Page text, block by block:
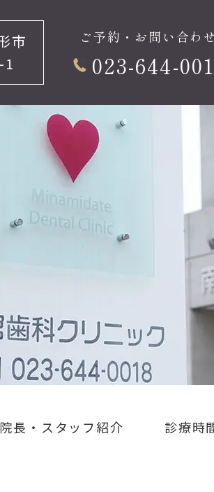
市
1
ご予約・お問い合わせ
023-644-
院長・スタッフ紹介 診療時